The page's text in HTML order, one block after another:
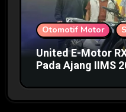
Otomotif Motor
United E-Motor
Pada Ajang IIMS